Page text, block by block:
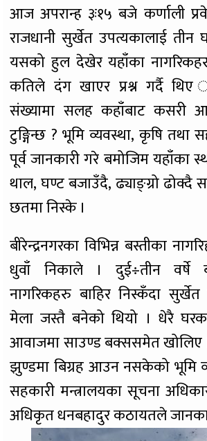
आज अपरान्ह ३ः१५ बजे कर्णाली
राजधानी सुर्खेत उपत्यकालाई तीन
यसको हुल देखेर यहाँका
कतिले दंग खाएर प्रश्न गर्दै
संख्यामा सलह कहाँबाट कसरी
टुङ्गिन्छ ? भूमि व्यवस्था, कृषि तथा
पूर्व जानकारी गरे बमोजिम यहाँका
थाल, घण्ट बजाउँदै, ढ्याङ्ग्रो ढोक्दै
छतमा निस्के ।
बीरेन्द्रनगरका विभिन्न बस्तीका
धुवाँ निकाले । दुई÷तीन वर्षे
नागरिकहरु बाहिर निस्कँदा
मेला जस्तै बनेको थियो । धेरै
आवाजमा साउण्ड बक्ससमेत खोलिए
झुण्डमा बिग्रह आउन नसकेको भूमि
सहकारी मन्त्रालयका सूचना
अधिकृत धनबहादुर कठायतले